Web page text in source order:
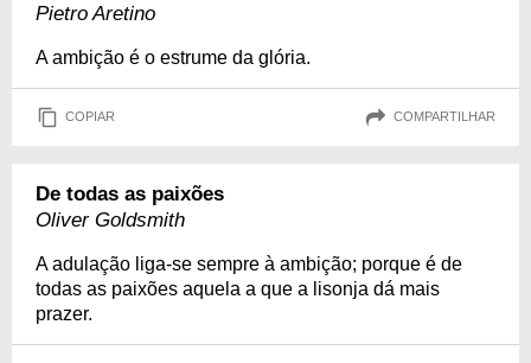
Pietro Aretino
A ambição é o estrume da glória.
COPIAR COMPARTILHAR
De todas as paixões
Oliver Goldsmith
A adulação liga-se sempre à ambição; porque é de
todas as paixões aquela a que a lisonja dá mais
prazer.